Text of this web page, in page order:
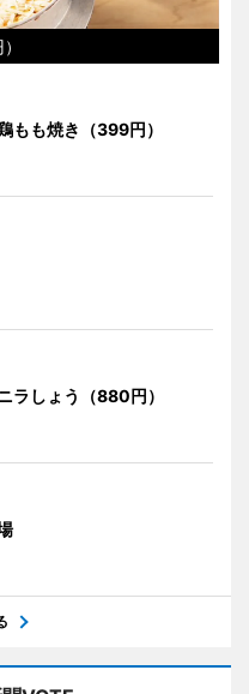
もも焼き（399円）
ラしょう（880円）